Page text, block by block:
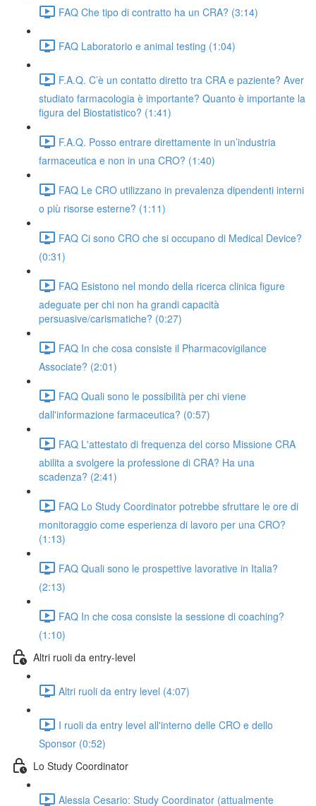
FAQ Che tipo di contratto ha un CRA? (3:14)
FAQ Laboratorio e animal testing (1:04)
F.A.Q. C’è un contatto diretto tra CRA e paziente? Aver
studiato farmacologia è importante? Quanto è importante la
figura del Biostatistico? (1:41)
F.A.Q. Posso entrare direttamente in un’industria
farmaceutica e non in una CRO? (1:40)
FAQ Le CRO utilizzano in prevalenza dipendenti interni
o più risorse esterne? (1:11)
FAQ Ci sono CRO che si occupano di Medical Device?
(0:31)
FAQ Esistono nel mondo della ricerca clinica figure
adeguate per chi non ha grandi capacità
persuasive/carismatiche? (0:27)
FAQ In che cosa consiste il Pharmacovigilance
Associate? (2:01)
FAQ Quali sono le possibilità per chi viene
dall'informazione farmaceutica? (0:57)
FAQ L'attestato di frequenza del corso Missione CRA
abilita a svolgere la professione di CRA? Ha una
scadenza? (2:41)
FAQ Lo Study Coordinator potrebbe sfruttare le ore di
monitoraggio come esperienza di lavoro per una CRO?
(1:13)
FAQ Quali sono le prospettive lavorative in Italia?
(2:13)
FAQ In che cosa consiste la sessione di coaching?
(1:10)
Altri ruoli da entry-level
Altri ruoli da entry level (4:07)
I ruoli da entry level all'interno delle CRO e dello
Sponsor (0:52)
Lo Study Coordinator
Alessia Cesario: Study Coordinator (attualmente